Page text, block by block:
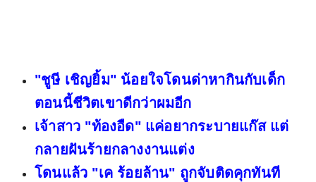
"ชูษี เชิญยิ้ม" น้อยใจโดนด่าหากินกับเด็ก
ตอนนี้ชีวิตเขาดีกว่าผมอีก
เจ้าสาว "ท้องอืด" แค่อยากระบายแก๊ส แต่
กลายฝันร้ายกลางงานแต่ง
โดนแล้ว "เค ร้อยล้าน" ถูกจับติดคุกทันที